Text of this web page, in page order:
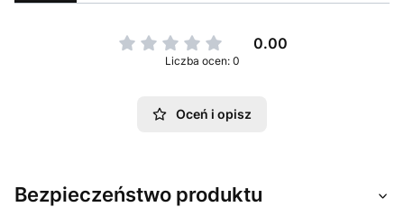
0.00
Liczba ocen: 0
Oceń i opisz
Bezpieczeństwo produktu